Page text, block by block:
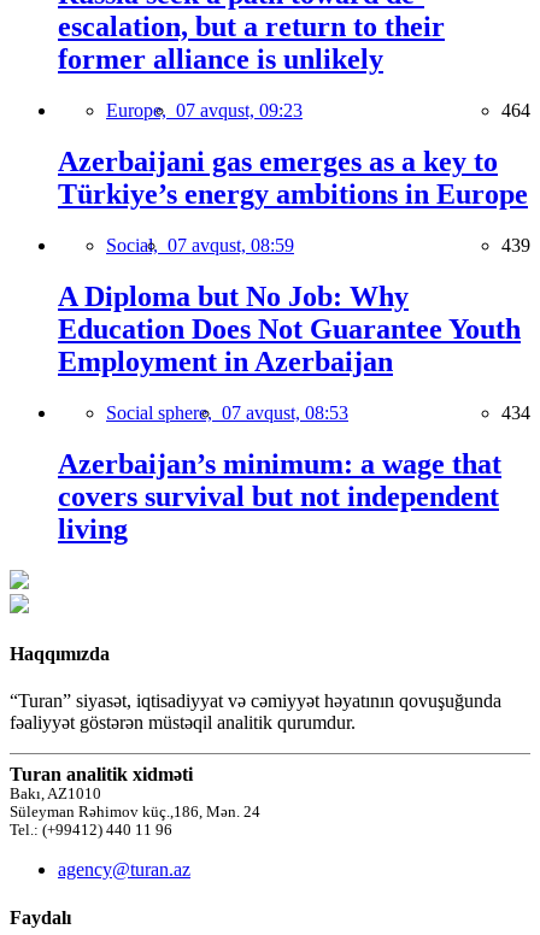
escalation, but a return to their
former alliance is unlikely
Europe, 07 avqust, 09:23 464
Azerbaijani gas emerges as a key to
Türkiye’s energy ambitions in Europe
Social, 07 avqust, 08:59 439
A Diploma but No Job: Why
Education Does Not Guarantee Youth
Employment in Azerbaijan
Social sphere, 07 avqust, 08:53 434
Azerbaijan’s minimum: a wage that
covers survival but not independent
living
Haqqımızda
“Turan” siyasət, iqtisadiyyat və cəmiyyət həyatının qovuşuğunda
fəaliyyət göstərən müstəqil analitik qurumdur.
Turan analitik xidməti
Bakı, AZ1010
Süleyman Rəhimov küç.,186, Mən. 24
Tel.: (+99412) 440 11 96
agency@turan.az
Faydalı